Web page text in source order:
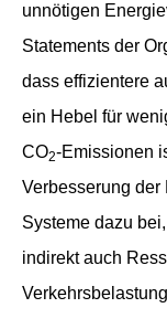
unnötigen
Statements der
dass effizientere
ein Hebel für
CO2-Emissionen
Verbesserung
Systeme dazu
indirekt auch